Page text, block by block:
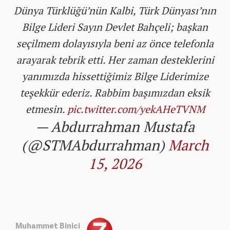
Dünya Türklüğü’nün Kalbi, Türk Dünyası’nın
Bilge Lideri Sayın Devlet Bahçeli; başkan
seçilmem dolayısıyla beni az önce telefonla
arayarak tebrik etti. Her zaman desteklerini
yanımızda hissettiğimiz Bilge Liderimize
teşekkür ederiz. Rabbim başımızdan eksik
etmesin. pic.twitter.com/yekAHeTVNM
— Abdurrahman Mustafa
(@STMAbdurrahman)March
15, 2026
Muhammet Binici